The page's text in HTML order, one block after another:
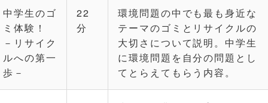
中学生のゴ
ミ体験！
－リサイク
ルへの第一
歩－
22
分
環境問題の中でも最も身近な
テーマのゴミとリサイクルの
大切さについて説明。中学生
に環境問題を自分の問題とし
てとらえてもらう内容。